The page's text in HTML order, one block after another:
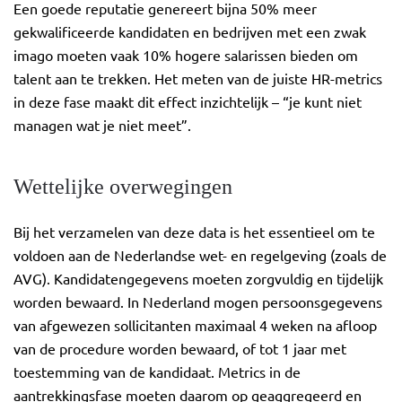
Een goede reputatie genereert bijna 50% meer
gekwalificeerde kandidaten en bedrijven met een zwak
imago moeten vaak 10% hogere salarissen bieden om
talent aan te trekken. Het meten van de juiste HR-metrics
in deze fase maakt dit effect inzichtelijk – “je kunt niet
managen wat je niet meet”.
Wettelijke overwegingen
Bij het verzamelen van deze data is het essentieel om te
voldoen aan de Nederlandse wet- en regelgeving (zoals de
AVG). Kandidatengegevens moeten zorgvuldig en tijdelijk
worden bewaard. In Nederland mogen persoonsgegevens
van afgewezen sollicitanten maximaal 4 weken na afloop
van de procedure worden bewaard, of tot 1 jaar met
toestemming van de kandidaat. Metrics in de
aantrekkingsfase moeten daarom op geaggregeerd en